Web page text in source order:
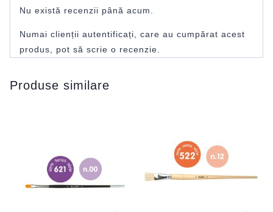
Nu există recenzii până acum.
Numai clienții autentificați, care au cumpărat acest
produs, pot să scrie o recenzie.
Produse similare